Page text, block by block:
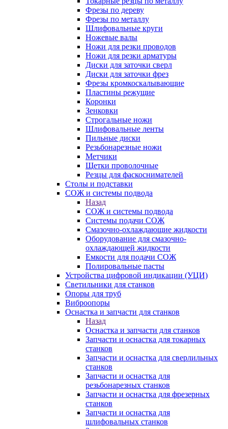
Фрезы по дереву
Фрезы по металлу
Шлифовальные круги
Ножевые валы
Ножи для резки проводов
Ножи для резки арматуры
Диски для заточки сверл
Диски для заточки фрез
Фрезы кромкоскалывающие
Пластины режущие
Коронки
Зенковки
Строгальные ножи
Шлифовальные ленты
Пильные диски
Резьбонарезные ножи
Метчики
Щетки проволочные
Резцы для фаскоснимателей
Столы и подставки
СОЖ и системы подвода
Назад
СОЖ и системы подвода
Системы подачи СОЖ
Смазочно-охлаждающие жидкости
Оборудование для смазочно-
охлаждающей жидкости
Емкости для подачи СОЖ
Полировальные пасты
Устройства цифровой индикации (УЦИ)
Светильники для станков
Опоры для труб
Виброопоры
Оснастка и запчасти для станков
Назад
Оснастка и запчасти для станков
Запчасти и оснастка для токарных
станков
Запчасти и оснастка для сверлильных
станков
Запчасти и оснастка для
резьбонарезных станков
Запчасти и оснастка для фрезерных
станков
Запчасти и оснастка для
шлифовальных станков